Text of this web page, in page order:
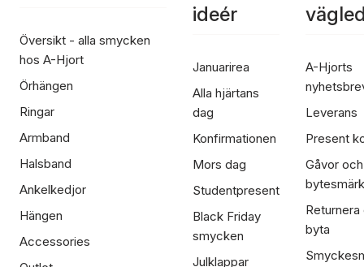
Översikt - alla smycken
hos A-Hjort
Örhängen
Ringar
Armband
Halsband
Ankelkedjor
Hängen
Accessories
ideér
Januarirea
Alla hjärtans
dag
Konfirmationen
Mors dag
Studentpresent
Black Friday
smycken
Julklappar
A-Hjorts
Leverans
Present
Gåvor och
Returnera
byta